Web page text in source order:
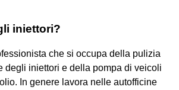
iniettori?
che si occupa della pulizia
degli iniettori e della pompa di veicoli
In genere lavora nelle autofficine